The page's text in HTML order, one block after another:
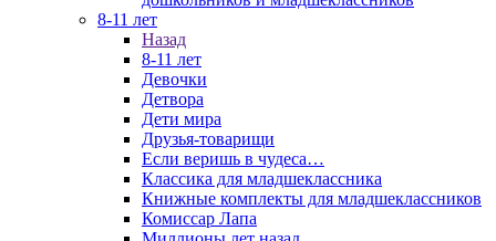
8-11 лет
Назад
8-11 лет
Девочки
Детвора
Дети мира
Друзья-товарищи
Если веришь в чудеса…
Классика для младшеклассника
Книжные комплекты для младшеклассников
Комиссар Лапа